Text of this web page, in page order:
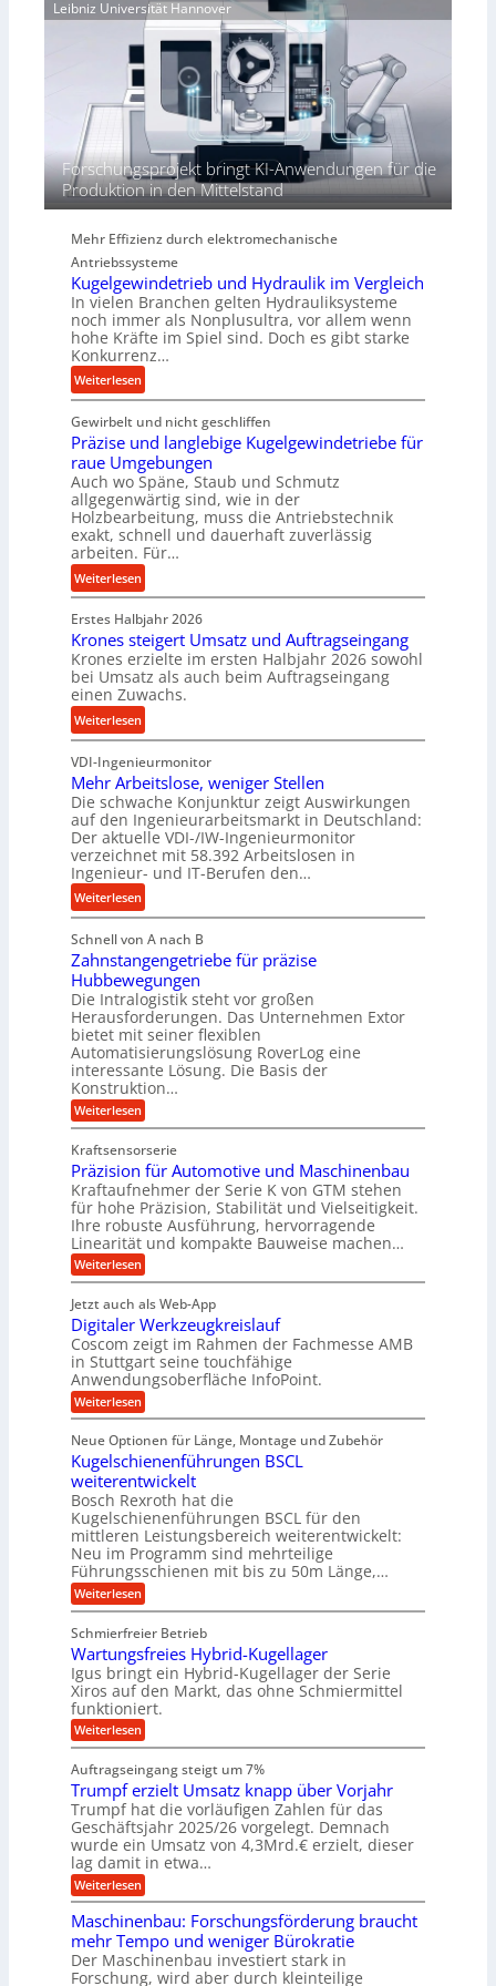
j
r
r
i
e
P
r
f
o
r
m
a
n
c
b
e
i
m
D
r
ü
c
k
p
r
o
z
e
s
Leibniz Universität Hannover
Forschungsprojekt bringt KI-Anwendungen für die
Produktion in den Mittelstand
Mehr Effizienz durch elektromechanische
Antriebssysteme
Kugelgewindetrieb und Hydraulik im Vergleich
In vielen Branchen gelten Hydrauliksysteme
noch immer als Nonplusultra, vor allem wenn
hohe Kräfte im Spiel sind. Doch es gibt starke
Konkurrenz…
Weiterlesen:
K
u
g
e
l
g
e
w
i
n
d
e
t
r
i
b
u
n
d
H
y
d
r
a
l
i
k
i
m
V
e
r
g
e
c
h
Gewirbelt und nicht geschliffen
Präzise und langlebige Kugelgewindetriebe für
raue Umgebungen
Auch wo Späne, Staub und Schmutz
allgegenwärtig sind, wie in der
Holzbearbeitung, muss die Antriebstechnik
exakt, schnell und dauerhaft zuverlässig
arbeiten. Für…
Weiterlesen:
P
r
ä
z
i
s
e
u
n
d
l
a
n
g
e
b
i
g
e
K
u
g
e
l
g
e
w
i
n
d
e
t
i
e
b
e
f
ü
r
r
a
u
e
U
m
g
e
b
u
n
g
e
n
Erstes Halbjahr 2026
Krones steigert Umsatz und Auftragseingang
Krones erzielte im ersten Halbjahr 2026 sowohl
bei Umsatz als auch beim Auftragseingang
einen Zuwachs.
Weiterlesen:
K
r
o
n
e
s
s
t
e
e
r
t
U
m
s
a
t
u
n
d
A
u
f
t
r
a
g
s
e
i
g
a
n
g
VDI-Ingenieurmonitor
Mehr Arbeitslose, weniger Stellen
Die schwache Konjunktur zeigt Auswirkungen
auf den Ingenieurarbeitsmarkt in Deutschland:
Der aktuelle VDI-/IW-Ingenieurmonitor
verzeichnet mit 58.392 Arbeitslosen in
Ingenieur- und IT-Berufen den…
Weiterlesen:
M
e
h
r
A
r
b
e
i
t
s
l
o
s
e
,
w
e
n
i
g
e
r
S
t
e
l
l
e
n
Schnell von A nach B
Zahnstangengetriebe für präzise
Hubbewegungen
Die Intralogistik steht vor großen
Herausforderungen. Das Unternehmen Extor
bietet mit seiner flexiblen
Automatisierungslösung RoverLog eine
interessante Lösung. Die Basis der
Konstruktion…
Weiterlesen:
Z
h
n
s
t
a
n
g
e
n
e
t
r
i
e
b
e
f
r
p
r
ä
z
i
s
e
H
u
b
e
w
e
g
u
n
g
e
Kraftsensorserie
Präzision für Automotive und Maschinenbau
Kraftaufnehmer der Serie K von GTM stehen
für hohe Präzision, Stabilität und Vielseitigkeit.
Ihre robuste Ausführung, hervorragende
Linearität und kompakte Bauweise machen…
Weiterlesen:
P
ä
z
i
s
i
o
n
f
r
A
u
t
o
m
o
t
i
v
e
n
d
M
a
s
c
h
i
e
n
b
a
u
Jetzt auch als Web-App
Digitaler Werkzeugkreislauf
Coscom zeigt im Rahmen der Fachmesse AMB
in Stuttgart seine touchfähige
Anwendungsoberfläche InfoPoint.
Weiterlesen:
D
g
i
t
a
l
e
r
W
e
r
k
z
e
u
g
k
r
e
i
s
a
u
f
Neue Optionen für Länge, Montage und Zubehör
Kugelschienenführungen BSCL
weiterentwickelt
Bosch Rexroth hat die
Kugelschienenführungen BSCL für den
mittleren Leistungsbereich weiterentwickelt:
Neu im Programm sind mehrteilige
Führungsschienen mit bis zu 50m Länge,…
Weiterlesen:
K
g
e
l
s
c
h
i
e
e
n
f
ü
h
r
u
n
g
e
B
S
C
Schmierfreier Betrieb
Wartungsfreies Hybrid-Kugellager
Igus bringt ein Hybrid-Kugellager der Serie
Xiros auf den Markt, das ohne Schmiermittel
funktioniert.
Weiterlesen:
W
r
t
u
n
g
s
r
e
i
e
s
H
y
Auftragseingang steigt um 7%
Trumpf erzielt Umsatz knapp über Vorjahr
Trumpf hat die vorläufigen Zahlen für das
Geschäftsjahr 2025/26 vorgelegt. Demnach
wurde ein Umsatz von 4,3Mrd.€ erzielt, dieser
lag damit in etwa…
Weiterlesen:
T
u
m
p
f
Maschinenbau: Forschungsförderung braucht
mehr Tempo und weniger Bürokratie
Der Maschinenbau investiert stark in
Forschung, wird aber durch kleinteilige